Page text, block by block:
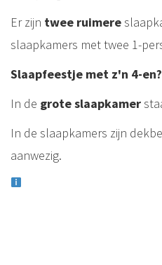
Er zijn twee ruimere
slaapkamers met twee 1-
Slaapfeestje met z'n 4-
In de grote slaapkamer
In de slaapkamers zijn
aanwezig.